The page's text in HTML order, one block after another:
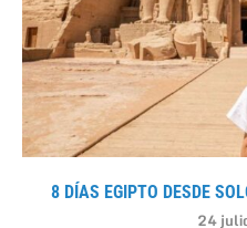
8 DÍAS EGIPTO DESDE
24